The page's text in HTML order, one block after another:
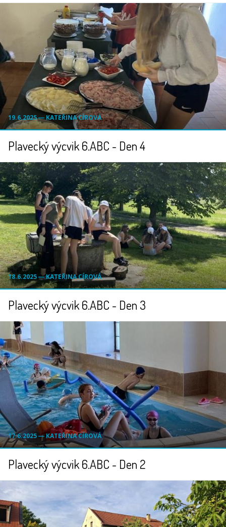
19.6.2025 ― KATEŘINA CÍROVÁ
Plavecký výcvik 6.ABC - Den 4
18.6.2025 ― KATEŘINA CÍROVÁ
Plavecký výcvik 6.ABC - Den 3
17.6.2025 ― KATEŘINA CÍROVÁ
Plavecký výcvik 6.ABC - Den 2